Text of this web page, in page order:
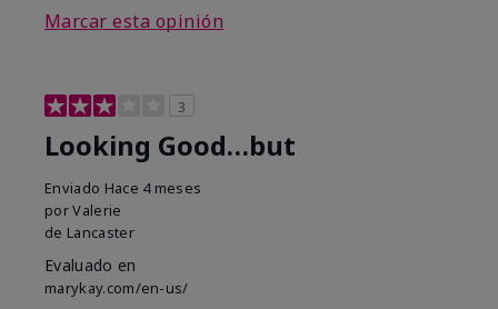
Marcar esta opinión
3
Looking Good…but
Enviado Hace 4 meses
porValerie
de Lancaster
Evaluado en
marykay.com/en-us/